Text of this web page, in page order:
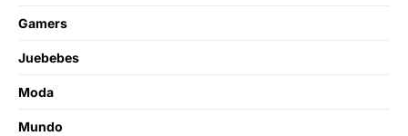
Gamers
Juebebes
Moda
Mundo